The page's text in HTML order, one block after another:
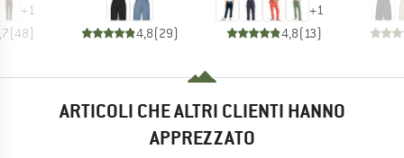
+1
(48) 4,8(29)
+1
4,8(13)
ARTICOLI CHE ALTRI CLIENTI HANNO
APPREZZATO